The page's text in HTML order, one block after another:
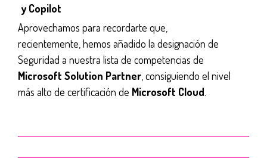
y Copilot
Aprovechamos para recordarte que,
recientemente, hemos añadido la designación de
Seguridad a nuestra lista de competencias de
Microsoft Solution Partner , consiguiendo el nivel
más alto de certificación de Microsoft Cloud.